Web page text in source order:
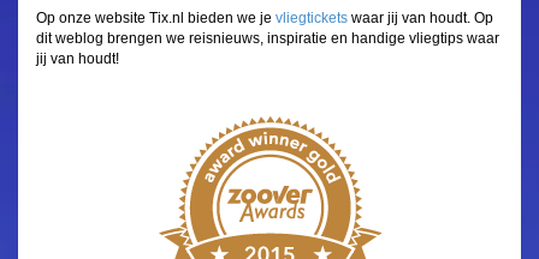
Op onze website Tix.nl bieden we je vliegtickets waar jij van houdt. Op
dit weblog brengen we reisnieuws, inspiratie en handige vliegtips waar
jij van houdt!